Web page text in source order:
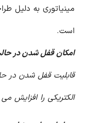
مینیاتوری به دلیل
است.
امکان قفل شدن در
قابلیت قفل شدن در
الکتریکی را افزایش